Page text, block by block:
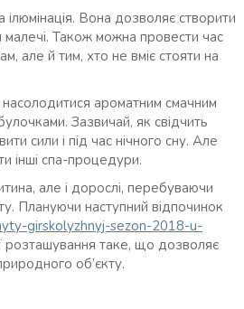
Вона дозволяє створити
малечі. Також можна провести час
але й тим, хто не вміє стояти на
насолодитися ароматним смачним
Зазвичай, як свідчить
сили і під час нічного сну. Але
інші спа-процедури.
але і дорослі, перебуваючи
Плануючи наступний відпочинок
girskolyzhnyj-sezon-2018-u-
розташування таке, що дозволяє
об’єкту.